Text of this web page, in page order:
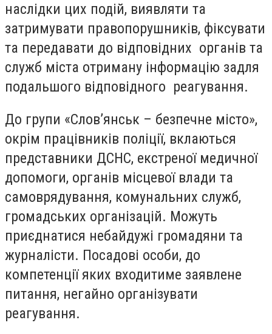
наслідки цих подій, виявляти та
затримувати правопорушників, фіксувати
та передавати до відповідних органів та
служб міста отриману інформацію задля
подальшого відповідного реагування.
До групи «Слов’янськ – безпечне місто»,
окрім працівників поліції, вклаються
представники ДСНС, екстреної медичної
допомоги, органів місцевої влади та
самоврядування, комунальних служб,
громадських організацій. Можуть
приєднатися небайдужі громадяни та
журналісти. Посадові особи, до
компетенції яких входитиме заявлене
питання, негайно організувати
реагування.